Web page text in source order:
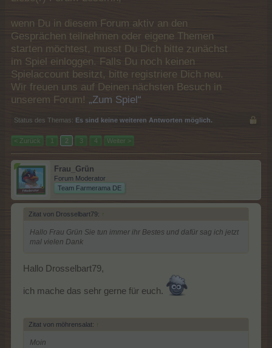
wenn Du in diesem Forum aktiv an den
Gesprächen teilnehmen oder eigene Themen
starten möchtest, musst Du Dich bitte zunächst
im Spiel einloggen. Falls Du noch keinen
Spielaccount besitzt, bitte registriere Dich neu.
Wir freuen uns auf Deinen nächsten Besuch in
unserem Forum! „Zum Spiel“
Status des Themas: Es sind keine weiteren Antworten möglich.
< Zurück 1 2 3 4 Weiter >
Frau_Grün
Forum Moderator
Team Farmerama DE
Zitat von Drosselbart79: ↑
Hallo Frau Grün Sie tun immer ihr Bestes und dafür sag ich jetzt
mal vielen Dank
Hallo Drosselbart79,
ich mache das sehr gerne für euch.
Zitat von möhrensalat: ↑
Moin